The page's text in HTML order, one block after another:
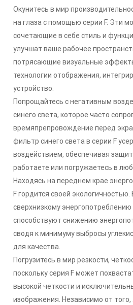
Окунитесь в мир
на глаза с помощью серии F. Эти
сочетающие в себе стиль и
улучшат ваше рабочее
потрясающие визуальные
технологии отображения,
устройство.
Попрощайтесь с негативным
синего света, которое часто
времяпрепровождение перед
фильтр синего света в серии F
воздействием, обеспечивая
работаете или погружаетесь в
Находясь на переднем крае
F гордится своей экологичностью.
сверхнизкому
способствуют снижению
сводя к минимуму выбросы
для качества.
Погрузитесь в мир резкости,
поскольку серия F может
высокой четкости и
изображения. Независимо от того,